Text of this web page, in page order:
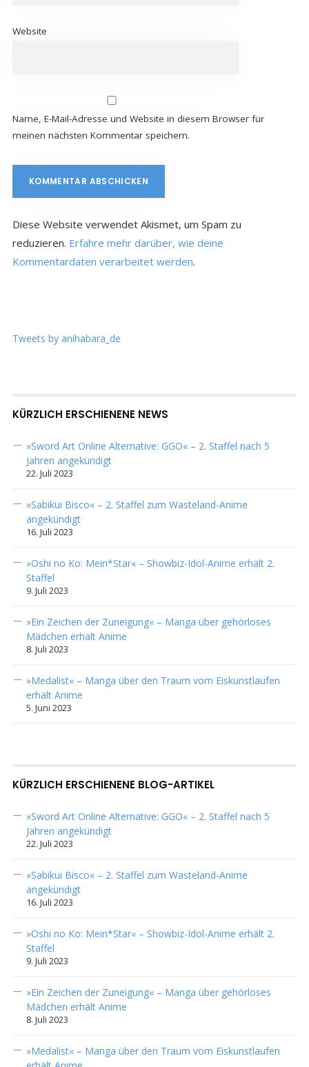
Website
Name, E-Mail-Adresse und Website in diesem Browser für
meinen nächsten Kommentar speichern.
Diese Website verwendet Akismet, um Spam zu
reduzieren. Erfahre mehr darüber, wie deine
Kommentardaten verarbeitet werden.
Tweets by anihabara_de
KÜRZLICH ERSCHIENENE NEWS
»Sword Art Online Alternative: GGO« – 2. Staffel nach 5
Jahren angekündigt
22. Juli 2023
»Sabikui Bisco« – 2. Staffel zum Wasteland-Anime
angekündigt
16. Juli 2023
»Oshi no Ko: Mein*Star« – Showbiz-Idol-Anime erhält 2.
Staffel
9. Juli 2023
»Ein Zeichen der Zuneigung« – Manga über gehörloses
Mädchen erhält Anime
8. Juli 2023
»Medalist« – Manga über den Traum vom Eiskunstlaufen
erhält Anime
5. Juni 2023
KÜRZLICH ERSCHIENENE BLOG-ARTIKEL
»Sword Art Online Alternative: GGO« – 2. Staffel nach 5
Jahren angekündigt
22. Juli 2023
»Sabikui Bisco« – 2. Staffel zum Wasteland-Anime
angekündigt
16. Juli 2023
»Oshi no Ko: Mein*Star« – Showbiz-Idol-Anime erhält 2.
Staffel
9. Juli 2023
»Ein Zeichen der Zuneigung« – Manga über gehörloses
Mädchen erhält Anime
8. Juli 2023
»Medalist« – Manga über den Traum vom Eiskunstlaufen